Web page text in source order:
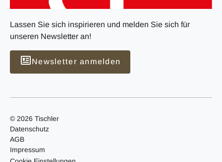
Lassen Sie sich inspirieren und melden Sie sich für
unseren Newsletter an!
Newsletter anmelden
© 2026 Tischler
Datenschutz
AGB
Impressum